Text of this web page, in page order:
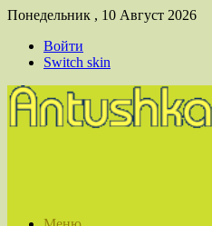
Понедельник , 10 Август 2026
Войти
Switch skin